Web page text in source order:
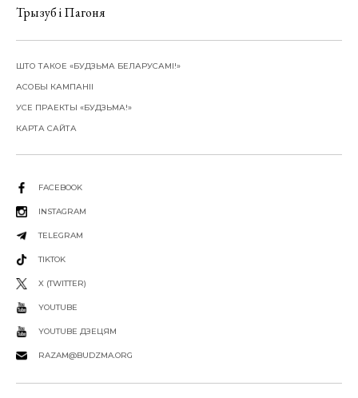
Трызуб і Пагоня
ШТО ТАКОЕ «БУДЗЬМА БЕЛАРУСАМІ!»
АСОБЫ КАМПАНІІ
УСЕ ПРАЕКТЫ «БУДЗЬМА!»
КАРТА САЙТА
FACEBOOK
INSTAGRAM
TELEGRAM
TIKTOK
X (TWITTER)
YOUTUBE
YOUTUBE ДЗЕЦЯМ
RAZAM@BUDZMA.ORG